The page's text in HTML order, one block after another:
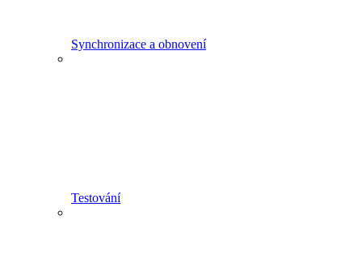
Synchronizace a obnovení
Testování